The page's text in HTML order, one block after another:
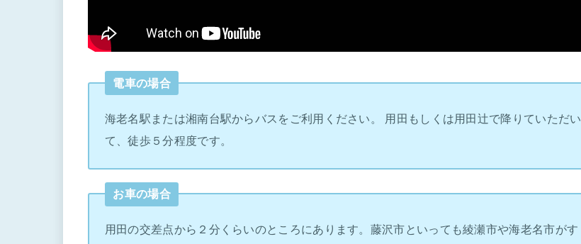
電車の場合
海老名駅または湘南台駅からバスをご利用ください。 用田もしくは用田辻で降りていただい
て、徒歩５分程度です。
お車の場合
用田の交差点から２分くらいのところにあります。藤沢市といっても綾瀬市や海老名市がす